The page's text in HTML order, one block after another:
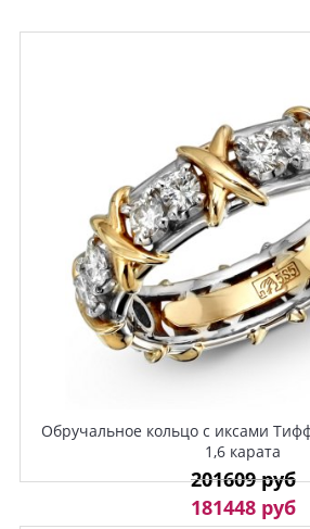
Обручальное кольцо с иксами
1,6 карата
201609 руб
181448 руб